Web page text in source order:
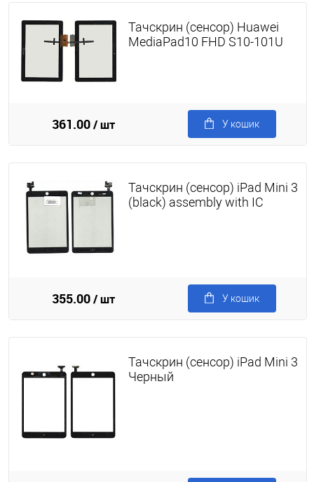
Тачскрин (сенсор) Huawei
MediaPad10 FHD S10-101U
361.00/ шт У кошик
Тачскрин (сенсор) iPad Mini 3
(black) assembly with IC
355.00/ шт У кошик
Тачскрин (сенсор) iPad Mini 3
Черный